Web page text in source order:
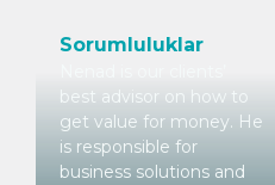
Sorumluluklar
best advisor on how to
get value for money. He
is responsible for
business solutions and